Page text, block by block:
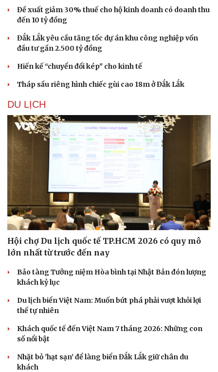
Văn hóa
Sân khấu - Điện ảnh
Văn học
Di sản
Nghệ sĩ
Đề xuất giảm 30% thuế cho hộ kinh doanh có doanh thu
đến 10 tỷ đồng
Đắk Lắk yêu cầu tăng tốc dự án khu công nghiệp vốn
đầu tư gần 2.500 tỷ đồng
Hiến kế “chuyển đổi kép" cho kinh tế
Tháp sầu riêng hình chiếc gùi cao 18m ở Đắk Lắk
DU LỊCH
Hội chợ Du lịch quốc tế TP.HCM 2026 có quy mô
lớn nhất từ trước đến nay
Bảo tàng Tưởng niệm Hòa bình tại Nhật Bản đón lượng
khách kỷ lục
Du lịch biển Việt Nam: Muốn bứt phá phải vượt khỏi lợi
thế tự nhiên
Khách quốc tế đến Việt Nam 7 tháng 2026: Những con
số nổi bật
Nhặt bỏ 'hạt sạn' để làng biển Đắk Lắk giữ chân du
khách